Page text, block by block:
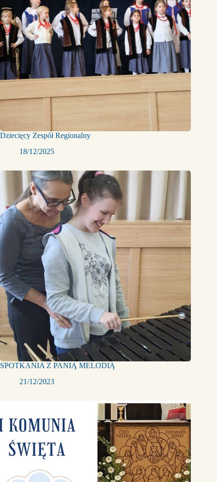
Dziecięcy Zespół Regionalny
18/12/2025
SPOTKANIA Z PANIĄ MELODIĄ
21/12/2023